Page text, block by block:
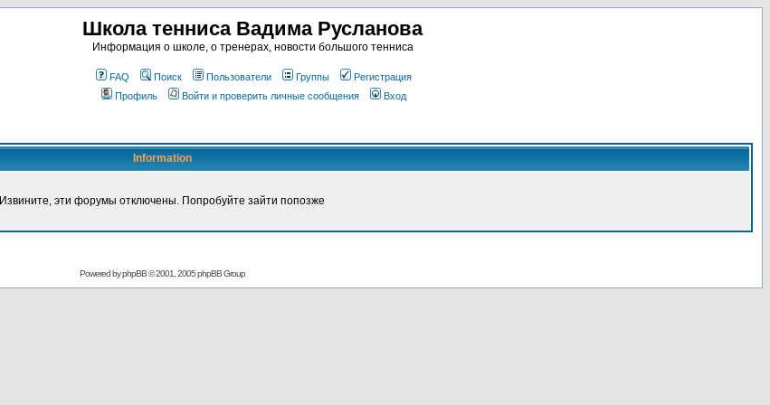
Школа тенниса Вадима Русланова
Информация о школе, о тренерах, новости большого тенниса
FAQ Поиск Пользователи Группы
Регистрация
Профиль
Войти и проверить личные сообщения Вход
Information
Извините, эти форумы отключены. Попробуйте зайти попозже
Powered byphpBB© 2001, 2005 phpBB Group